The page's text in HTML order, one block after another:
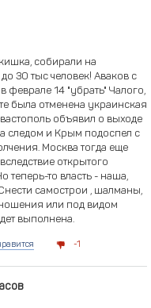
собирали на
30 тыс человек! Аваков с
феврале 14 "убрать" Чалого,
была отменена украинская
объявил о выходе
следом и Крым подоспел с
Москва тогда еще
открытого
теперь-то власть - наша,
самострои , шалманы,
или под видом
выполнена.
1